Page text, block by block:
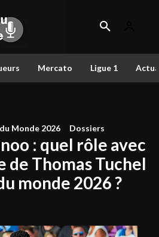
Mercato Ligue 1
Monde 2026 Dossiers
: quel rôle avec
de Thomas Tuchel
monde 2026 ?